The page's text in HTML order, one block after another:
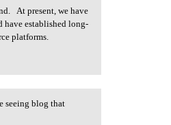
At present, we have
have established long-
platforms.
seeing blog that